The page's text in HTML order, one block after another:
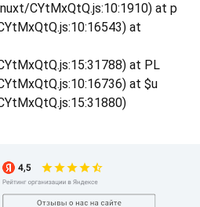
CYtMxQtQ.js:10:1910) at p
at
at PL
at $u